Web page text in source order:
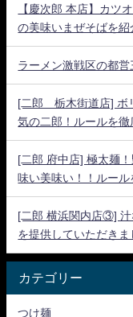
【慶次郎 本店】カツ
の美味いまぜそばを紹
ラーメン激戦区の都
[二郎 栃木街道店] ボ
気の二郎！ルールを徹
[二郎 府中店] 極太麺
味い美味い！！ルール
[二郎 横浜関内店③] 汁
を提供していただきま
カテゴリー
つけ麺